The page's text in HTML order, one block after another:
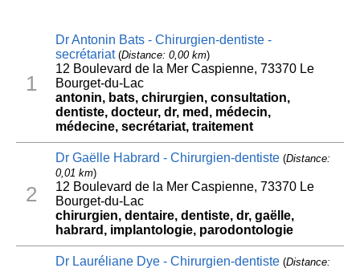
1
Dr Antonin Bats - Chirurgien-dentiste -
secrétariat(Distance: 0,00 km)
12 Boulevard de la Mer Caspienne, 73370 Le
Bourget-du-Lac
antonin, bats, chirurgien, consultation,
dentiste, docteur, dr, med, médecin,
médecine, secrétariat, traitement
2
Dr Gaëlle Habrard - Chirurgien-dentiste(Distance:
0,01 km)
12 Boulevard de la Mer Caspienne, 73370 Le
Bourget-du-Lac
chirurgien, dentaire, dentiste, dr, gaëlle,
habrard, implantologie, parodontologie
Dr Lauréliane Dye - Chirurgien-dentiste(Distance: